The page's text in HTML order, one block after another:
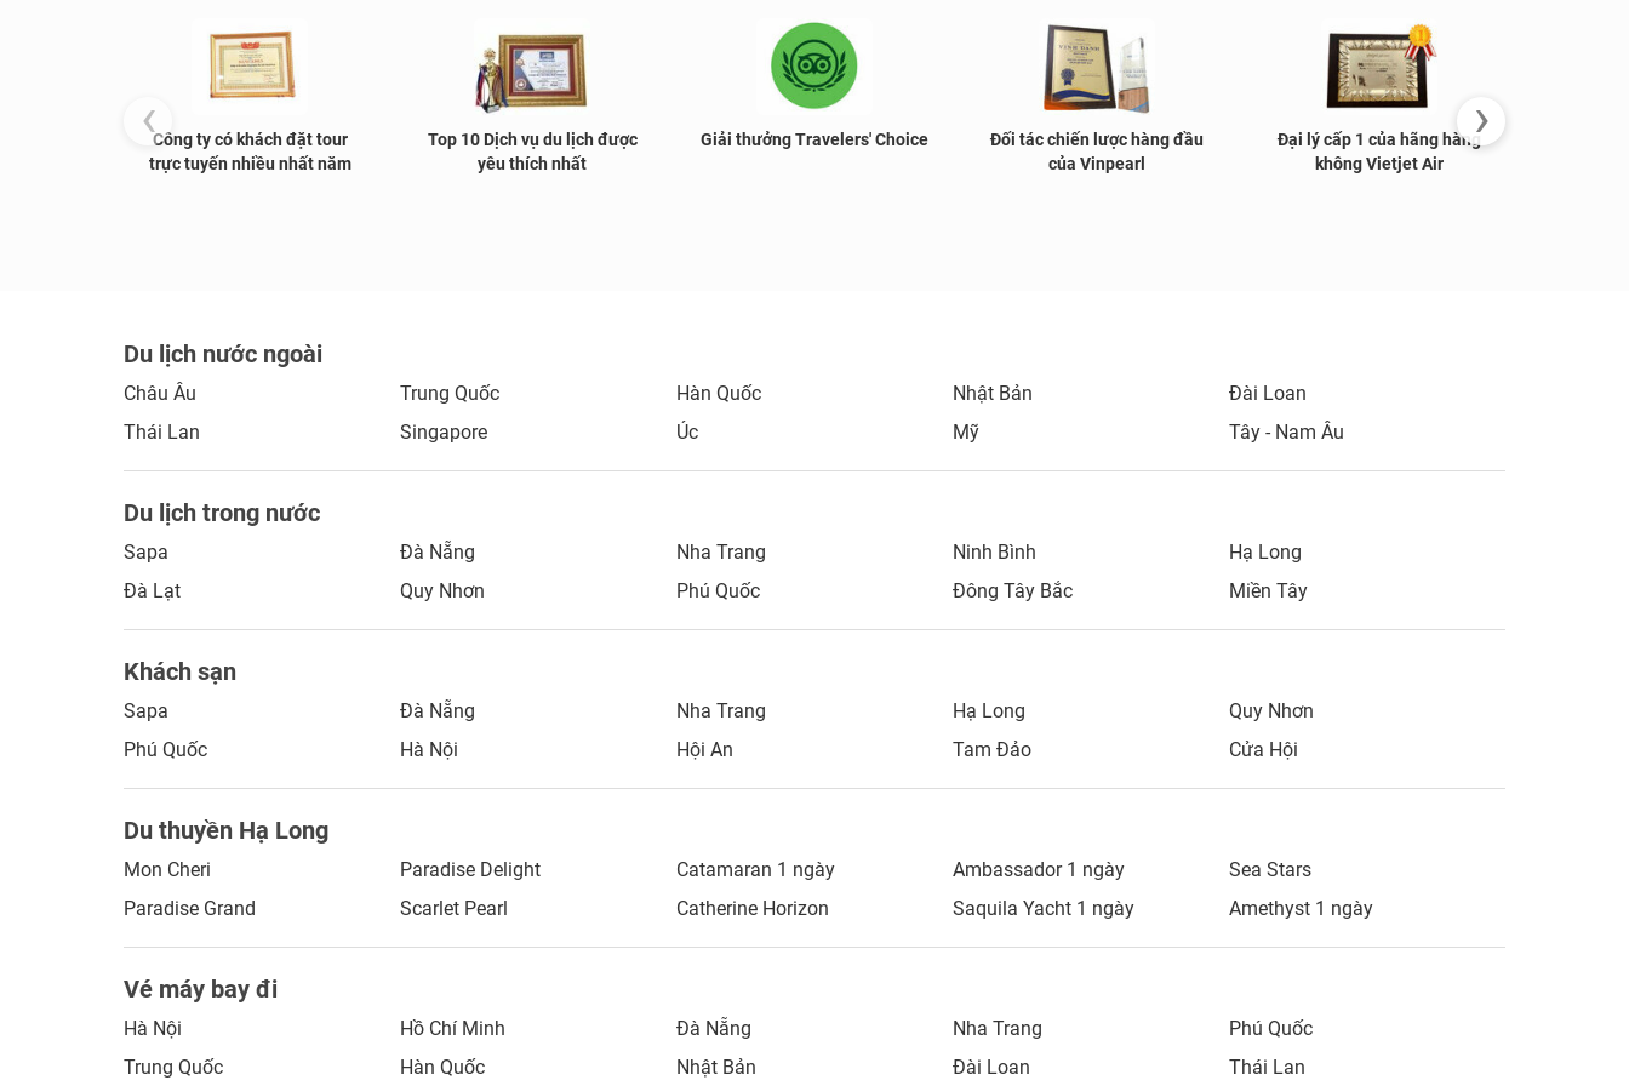
Công ty có khách đặt tour
trực tuyến nhiều nhất năm
Top 10 Dịch vụ du lịch được
yêu thích nhất
Giải thưởng Travelers' Choice
Đối tác chiến lược hàng đầu
của Vinpearl
Đại lý cấp 1 của hãng hàng
không Vietjet Air
‹ ›
Du lịch nước ngoài
Châu Âu Trung Quốc Hàn Quốc Nhật Bản
Đài Loan
Thái Lan
Singapore Úc Mỹ Tây - Nam Âu
Du lịch trong nước
Sapa Đà Nẵng Nha Trang Ninh Bình
Hạ Long
Đà Lạt
Quy Nhơn Phú Quốc Đông Tây Bắc Miền Tây
Khách sạn
Sapa Đà Nẵng Nha Trang Hạ Long
Quy Nhơn
Phú Quốc
Hà Nội Hội An Tam Đảo Cửa Hội
Du thuyền Hạ Long
Mon Cheri Paradise Delight Catamaran 1 ngày Ambassador 1 ngày
Sea Stars
Paradise Grand
Scarlet Pearl Catherine Horizon Saquila Yacht 1 ngày Amethyst 1 ngày
Vé máy bay đi
Hà Nội Hồ Chí Minh Đà Nẵng Nha Trang
Phú Quốc
Trung Quốc
Hàn Quốc Nhật Bản Đài Loan Thái Lan